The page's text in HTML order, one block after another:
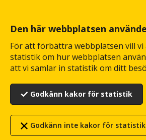
Den här webbplatsen
För att förbättra webbplatsen vill vi
statistik om hur webbplatsen
att vi samlar in statistik om ditt
Godkänn kakor för statistik
Godkänn inte kakor för statistik
huvudinnehåll